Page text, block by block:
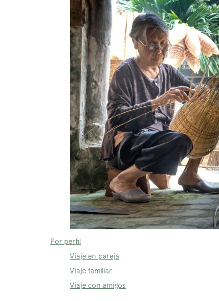
Por perfil
Viaje en pareja
Viaje familiar
Viaje con amigos